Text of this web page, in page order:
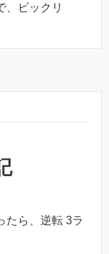
、ビックリ
たら、逆転 3ラ